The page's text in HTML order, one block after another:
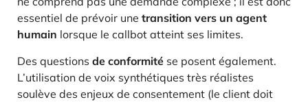
essentiel de prévoir une transition vers un agent
humain lorsque le callbot atteint ses limites.
Des questions de conformité se posent également.
L’utilisation de voix synthétiques très réalistes
soulève des enjeux de consentement (le client doit